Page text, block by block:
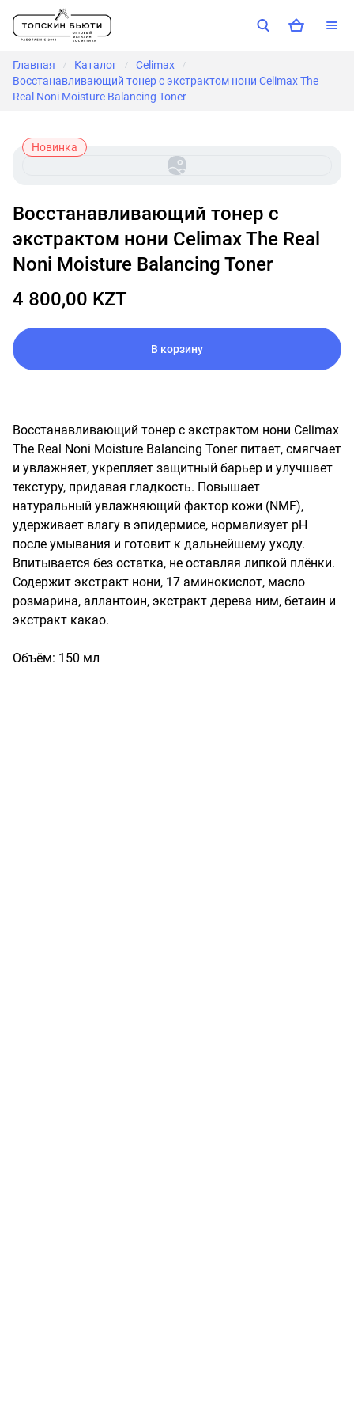
Главная / Каталог / Celimax /
Восстанавливающий тонер с экстрактом нони Celimax The
Real Noni Moisture Balancing Toner
Новинка
Восстанавливающий тонер с
экстрактом нони Celimax The Real
Noni Moisture Balancing Toner
4 800,00 KZT
В корзину
Восстанавливающий тонер с экстрактом нони Celimax
The Real Noni Moisture Balancing Toner питает, смягчает
и увлажняет, укрепляет защитный барьер и улучшает
текстуру, придавая гладкость. Повышает
натуральный увлажняющий фактор кожи (NMF),
удерживает влагу в эпидермисе, нормализует pH
после умывания и готовит к дальнейшему уходу.
Впитывается без остатка, не оставляя липкой плёнки.
Содержит экстракт нони, 17 аминокислот, масло
розмарина, аллантоин, экстракт дерева ним, бетаин и
экстракт какао.
Объём: 150 мл